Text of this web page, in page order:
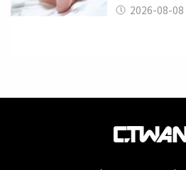
2026-08-08